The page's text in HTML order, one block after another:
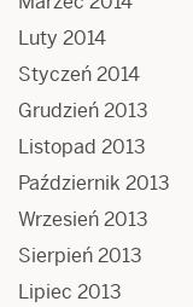
Luty 2014
Styczeń 2014
Grudzień 2013
Listopad 2013
Październik 2013
Wrzesień 2013
Sierpień 2013
Lipiec 2013